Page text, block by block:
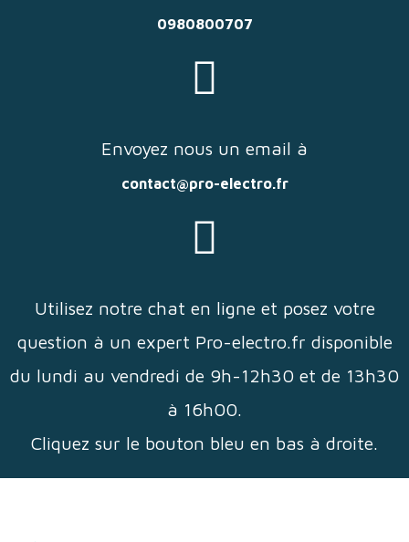
0980800707
Envoyez nous un email à
contact@pro-electro.fr
Utilisez notre chat en ligne et posez votre
question à un expert Pro-electro.fr disponible
du lundi au vendredi de 9h-12h30 et de 13h30
à 16h00.
Cliquez sur le bouton bleu en bas à droite.